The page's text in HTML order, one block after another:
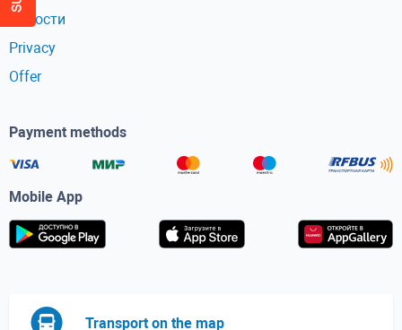
Новости
Privacy
Offer
Payment methods
Mobile App
Transport on the map